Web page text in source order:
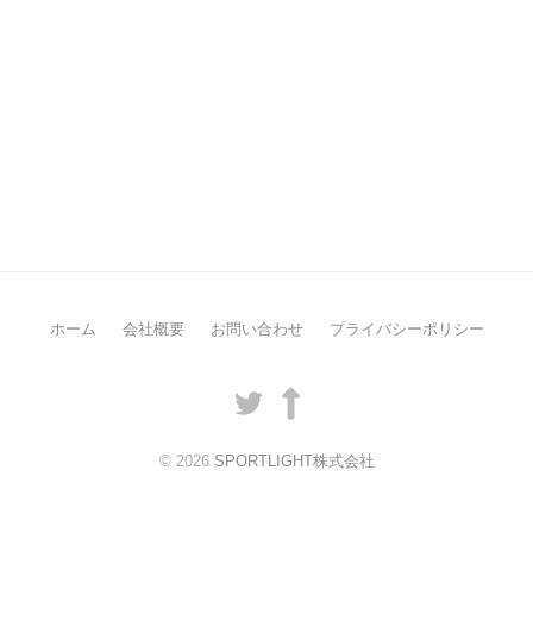
ホーム 会社概要 お問い合わせ プライバシーポリシー
TwitterLinkedIn
© 2026 SPORTLIGHT株式会社